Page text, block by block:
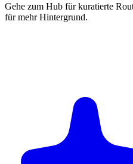
Gehe zum Hub für kuratierte
für mehr Hintergrund.